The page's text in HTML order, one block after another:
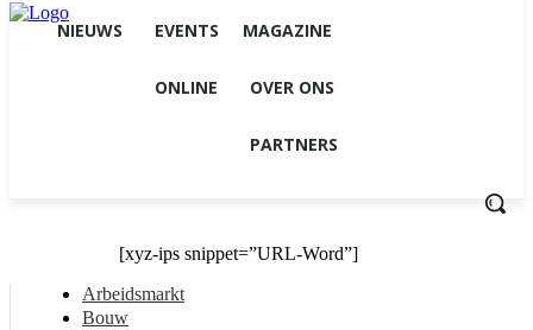
NIEUWS EVENTS MAGAZINE
ONLINE OVER ONS
PARTNERS
[xyz-ips snippet=”URL-Word”]
Arbeidsmarkt
Bouw